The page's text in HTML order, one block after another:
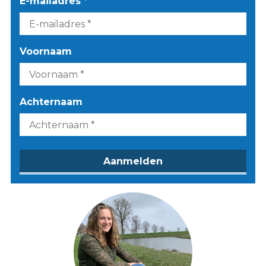
Voornaam
Achternaam